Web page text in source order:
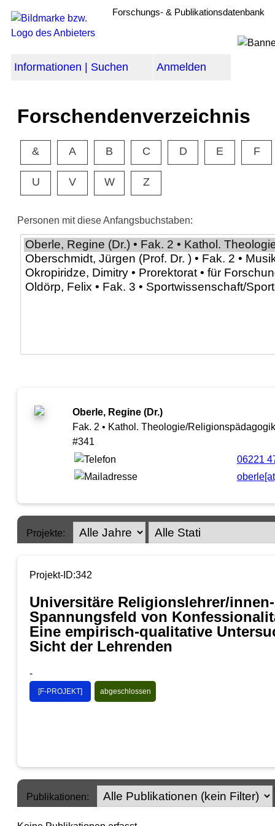
Forschungs- & Publikationsdatenbank
Informationen | Suchen Anmelden
Forschendenverzeichnis
& A B C D E F
U V W Z
Personen mit diese Anfangsbuchstaben:
Oberle, Regine (Dr.)
Fak. 2 • Kathol. Theologie/Religionspädagogik
#341
06221
Projekte:
Projekt-ID:342
Universitäre Religionslehrer/
Spannungsfeld von
Eine empirisch-qualitative
Sicht der Lehrenden
-
[F-PROJEKT] abgeschlossen
Publikationen: